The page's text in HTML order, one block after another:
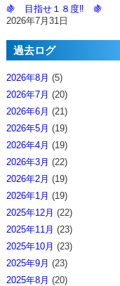
🍇 目指せ１８度‼️ 🍇
2026年7月31日
過去ログ
2026年8月 (5)
2026年7月 (20)
2026年6月 (21)
2026年5月 (19)
2026年4月 (19)
2026年3月 (22)
2026年2月 (19)
2026年1月 (19)
2025年12月 (22)
2025年11月 (23)
2025年10月 (23)
2025年9月 (23)
2025年8月 (20)